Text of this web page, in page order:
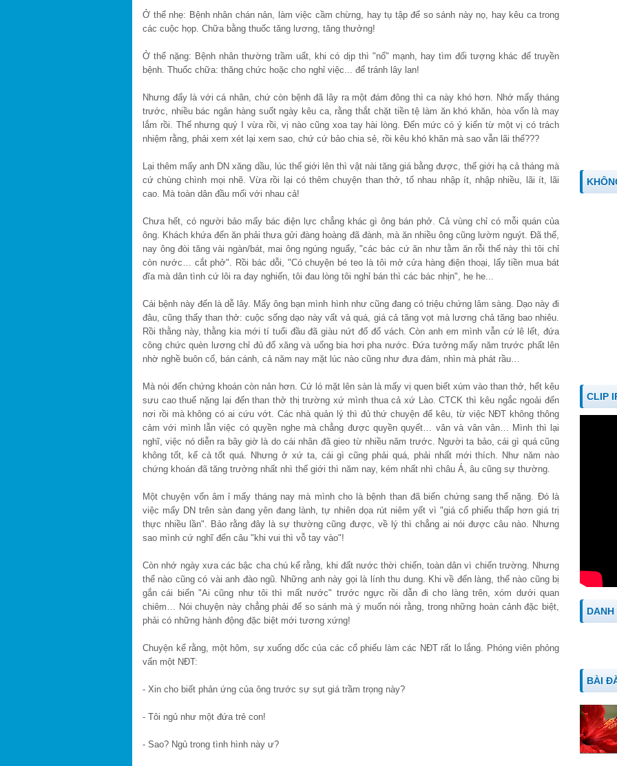
Ở thể nhẹ: Bệnh nhân chán nản, làm việc cầm chừng, hay tụ tập để so sánh này nọ, hay kêu ca trong
các cuộc họp. Chữa bằng thuốc tăng lương, tăng thưởng!
Ở thể nặng: Bệnh nhân thường trầm uất, khi có dịp thì "nổ" mạnh, hay tìm đối tượng khác để truyền
bệnh. Thuốc chữa: thăng chức hoặc cho nghỉ việc... để tránh lây lan!
Nhưng đấy là với cá nhân, chứ còn bệnh đã lây ra một đám đông thì ca này khó hơn. Nhớ mấy tháng
trước, nhiều bác ngân hàng suốt ngày kêu ca, rằng thắt chặt tiền tệ làm ăn khó khăn, hòa vốn là may
lắm rồi. Thế nhưng quý I vừa rồi, vị nào cũng xoa tay hài lòng. Đến mức có ý kiến từ một vị có trách
nhiệm rằng, phải xem xét lại xem sao, chứ cứ bảo chia sẻ, rồi kêu khó khăn mà sao vẫn lãi thế???
Lại thêm mấy anh DN xăng dầu, lúc thế giới lên thì vật nài tăng giá bằng được, thế giới hạ cả tháng mà
cứ chùng chình mọi nhẽ. Vừa rồi lại có thêm chuyện than thở, tố nhau nhập ít, nhập nhiều, lãi ít, lãi
cao. Mà toàn dân đầu mối với nhau cả!
Chưa hết, có người bảo mấy bác điện lực chẳng khác gì ông bán phở. Cả vùng chỉ có mỗi quán của
ông. Khách khứa đến ăn phải thưa gửi đàng hoàng đã đành, mà ăn nhiều ông cũng lườm nguýt. Đã thế,
nay ông đòi tăng vài ngàn/bát, mai ông ngúng nguẩy, "các bác cứ ăn như tằm ăn rỗi thế này thì tôi chỉ
còn nước… cắt phở". Rồi bác dỗi, "Có chuyện bé teo là tôi mở cửa hàng điện thoại, lấy tiền mua bát
đĩa mà dân tình cứ lôi ra đay nghiến, tôi đau lòng tôi nghỉ bán thì các bác nhịn", he he...
Cái bệnh này đến là dễ lây. Mấy ông bạn mình hình như cũng đang có triệu chứng lâm sàng. Dạo này đi
đâu, cũng thấy than thở: cuộc sống dạo này vất vả quá, giá cả tăng vọt mà lương chả tăng bao nhiêu.
Rồi thằng này, thằng kia mới tí tuổi đầu đã giàu nứt đố đổ vách. Còn anh em mình vẫn cứ lê lết, đứa
công chức quèn lương chỉ đủ đổ xăng và uống bia hơi pha nước. Đứa tưởng mấy năm trước phất lên
nhờ nghề buôn cổ, bán cánh, cả năm nay mặt lúc nào cũng như đưa đám, nhìn mà phát rầu…
Mà nói đến chứng khoán còn nản hơn. Cứ ló mặt lên sàn là mấy vị quen biết xúm vào than thở, hết kêu
sưu cao thuế nặng lại đến than thở thị trường xứ mình thua cả xứ Lào. CTCK thì kêu ngắc ngoải đến
nơi rồi mà không có ai cứu vớt. Các nhà quản lý thì đủ thứ chuyện để kêu, từ việc NĐT không thông
cảm với mình lẫn việc có quyền nghe mà chẳng được quyền quyết… vân và vân vân… Mình thì lại
nghĩ, việc nó diễn ra bây giờ là do cái nhân đã gieo từ nhiều năm trước. Người ta bảo, cái gì quá cũng
không tốt, kể cả tốt quá. Nhưng ở xứ ta, cái gì cũng phải quá, phải nhất mới thích. Như năm nào
chứng khoán đã tăng trưởng nhất nhì thế giới thì năm nay, kém nhất nhì châu Á, âu cũng sự thường.
Một chuyện vốn âm ỉ mấy tháng nay mà mình cho là bệnh than đã biến chứng sang thể nặng. Đó là
việc mấy DN trên sàn đang yên đang lành, tự nhiên dọa rút niêm yết vì "giá cổ phiếu thấp hơn giá trị
thực nhiều lần". Bảo rằng đây là sự thường cũng được, về lý thì chẳng ai nói được câu nào. Nhưng
sao mình cứ nghĩ đến câu "khi vui thì vỗ tay vào"!
Còn nhớ ngày xưa các bậc cha chú kể rằng, khi đất nước thời chiến, toàn dân vì chiến trường. Nhưng
thể nào cũng có vài anh đào ngũ. Những anh này gọi là lính thu dung. Khi về đến làng, thế nào cũng bị
gắn cái biển "Ai cũng như tôi thì mất nước" trước ngực rồi dẫn đi cho làng trên, xóm dưới quan
chiêm… Nói chuyện này chẳng phải để so sánh mà ý muốn nói rằng, trong những hoàn cảnh đặc biệt,
phải có những hành động đặc biệt mới tương xứng!
Chuyện kể rằng, một hôm, sự xuống dốc của các cổ phiếu làm các NĐT rất lo lắng. Phóng viên phỏng
vấn một NĐT:
- Xin cho biết phản ứng của ông trước sự sụt giá trầm trọng này?
- Tôi ngủ như một đứa trẻ con!
- Sao? Ngủ trong tình hình này ư?
CLIP
DANH
BÀI